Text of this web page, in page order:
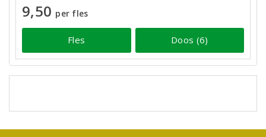
9,50 per fles
Fles Doos (6)